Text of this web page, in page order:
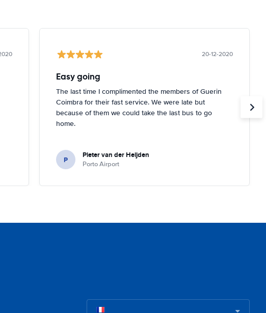
20-12-2020
Easy going
The last time I complimented the members of Guerin
Coimbra for their fast service. We were late but
because of them we could take the last bus to go
home.
P Pieter van der Heijden
Porto Airport